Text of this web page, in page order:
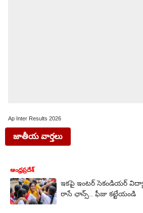
Ap Inter Results 2026
జాతీయ వార్తలు
ఆంధ్రప్రదేశ్
ఇకపై ఇంటర్ సెకండియర్
రాసే ఛాన్స్.. ఫీజు కట్టేయండి